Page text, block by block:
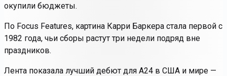
окупили бюджеты.
По Focus Features, картина Карри Баркера стала первой с
1982 года, чьи сборы растут три недели подряд вне
праздников.
Лента показала лучший дебют для A24 в США и мире —